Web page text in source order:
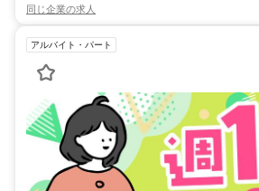
同じ企業の求人
アルバイト・パート